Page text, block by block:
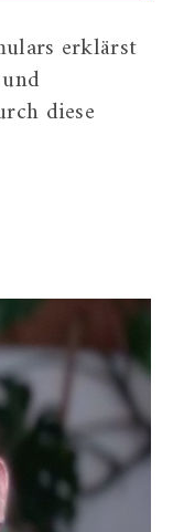
erklärst
diese